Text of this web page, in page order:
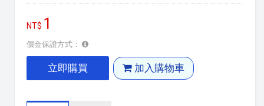
1
價金保證方式：
立即購買 加入購物車